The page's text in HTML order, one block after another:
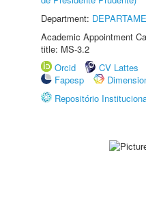
Department:
Academic Appointment
title: MS-3.2
Orcid
CV Lattes
Fapesp
Repositório